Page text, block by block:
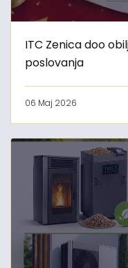
ITC Zenica doo
poslovanja
06 Maj 2026